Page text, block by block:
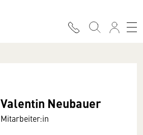
Valentin Neubauer
Mitarbeiter:in